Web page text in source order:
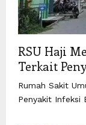
RSU Haji
Terkait
Rumah Sakit
Penyakit Infeksi